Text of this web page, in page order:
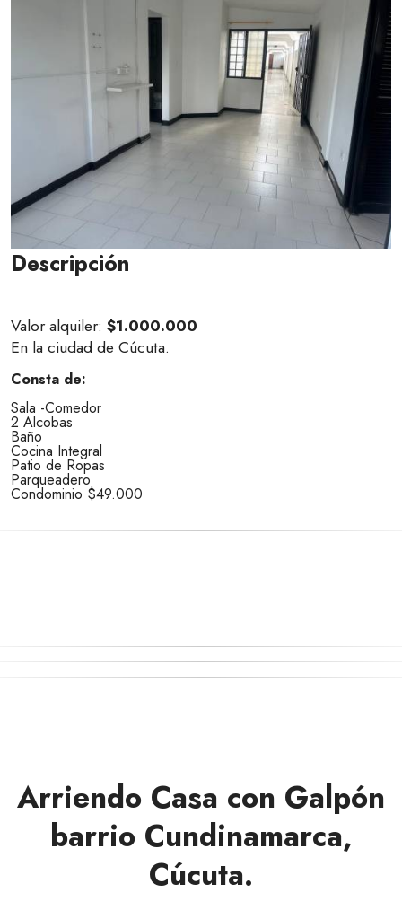
Descripción
Valor alquiler: $1.000.000
En la ciudad de Cúcuta.
Consta de:
Sala -Comedor
2 Alcobas
Baño
Cocina Integral
Patio de Ropas
Parqueadero
Condominio $49.000
Arriendo Casa con Galpón
barrio Cundinamarca,
Cúcuta.